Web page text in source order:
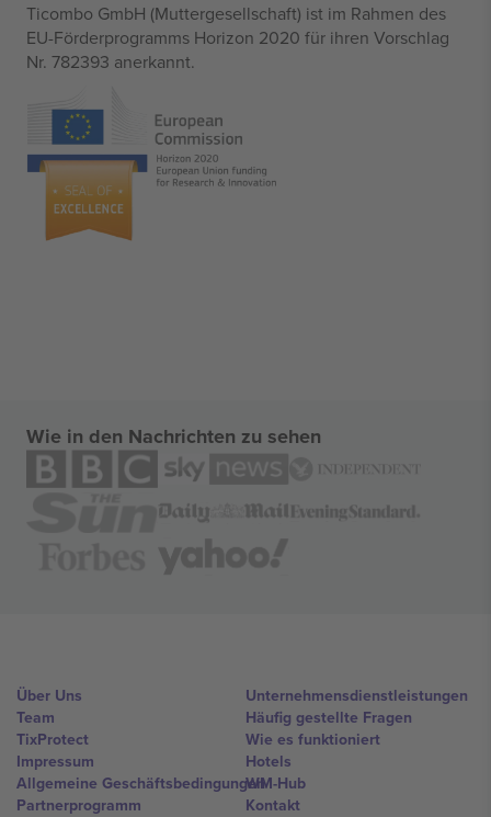
Ticombo GmbH (Muttergesellschaft) ist im Rahmen des
EU-Förderprogramms Horizon 2020 für ihren Vorschlag
Nr. 782393 anerkannt.
Wie in den Nachrichten zu sehen
Über Uns
Team
TixProtect
Impressum
Allgemeine Geschäftsbedingungen
Partnerprogramm
Unternehmensdienstleistungen
Häufig gestellte Fragen
Wie es funktioniert
Hotels
WM-Hub
Kontakt